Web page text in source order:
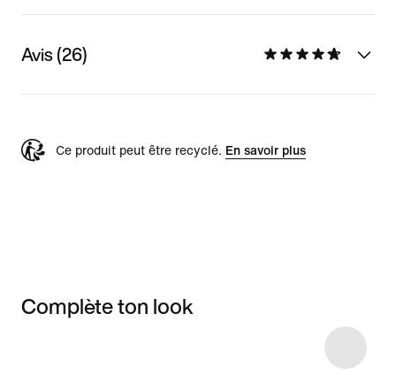
Avis (26)
Ce produit peut être recyclé. En savoir plus
Complète ton look